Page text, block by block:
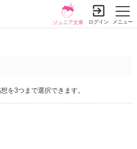
メニュー
ジュニア文庫 ログイン
を3つまで選択できます。